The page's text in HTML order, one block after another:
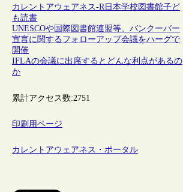
カレントアウェアネス-R日本学校図書館子ど
も読書
UNESCOや国際図書館連盟等、バンクーバー
宣言に関するフォローアップ会議をハーグで
開催
IFLAの会議に出席するとどんな利点があるの
か
累計アクセス数:2751
印刷用ページ
カレントアウェアネス・ポータル